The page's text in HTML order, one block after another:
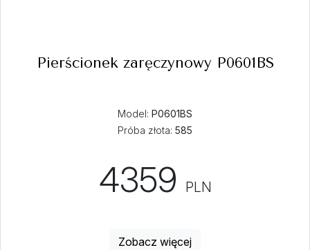
Pierścionek zaręczynowy P0601BS
Model: P0601BS
Próba złota: 585
4359 PLN
Zobacz więcej